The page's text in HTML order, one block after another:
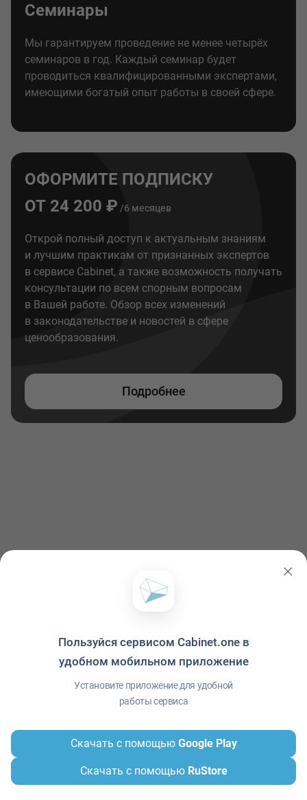
Семинары
Мы гарантируем проведение не менее четырёх
семинаров в год. Каждый семинар будет
проводиться квалифицированными экспертами,
имеющими богатый опыт работы в своей сфере.
ОФОРМИТЕ ПОДПИСКУ
ОТ 24 200 ₽ /6 месяцев
Открой полный доступ к актуальным знаниям
и лучшим практикам от признанных экспертов
в сервисе Cabinet, а также возможность получать
консультации по всем спорным вопросам
в Вашей работе. Обзор всех изменений
в законодательстве и новостей в сфере
ценообразования.
Подробнее
Политика конфиденциальности Условия использования
Приложение© ООО "Межрегиональный Информационный центр"
Пользуйся сервисом Cabinet.one в
удобном мобильном приложение
Установите приложение для удобной
работы сервиса
Скачать с помощью Google Play
Скачать с помощью RuStore